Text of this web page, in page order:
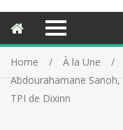
Home
À la Une
Abdourahamane
TPI de Dixinn